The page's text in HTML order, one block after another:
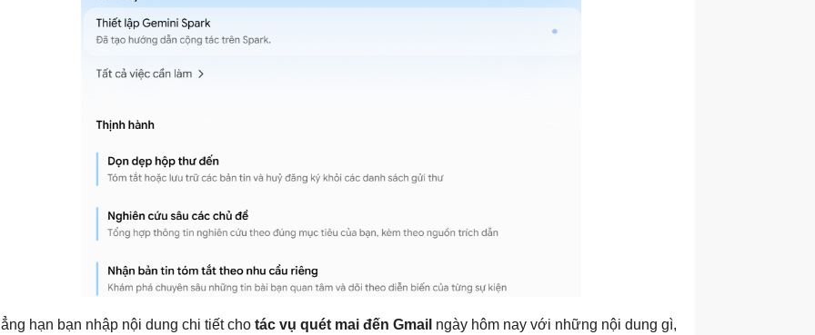
hạn bạn nhập nội dung chi tiết cho tác vụ quét mai đến Gmail ngày hôm nay với những nội dung gì,